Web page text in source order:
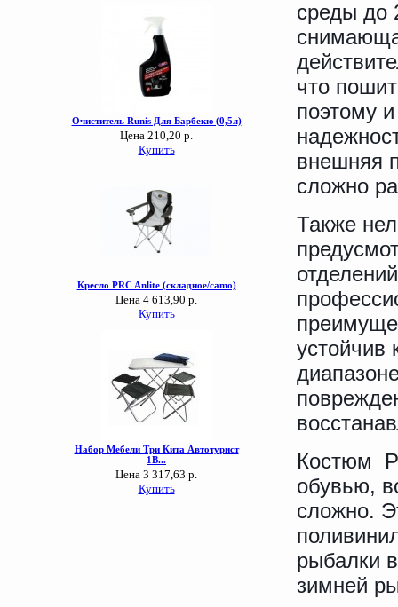
среды до
что
поэтому
внешняя
сложно
Также
устойчив
Костюм
обувью,
сложно.
рыбалки
зимней